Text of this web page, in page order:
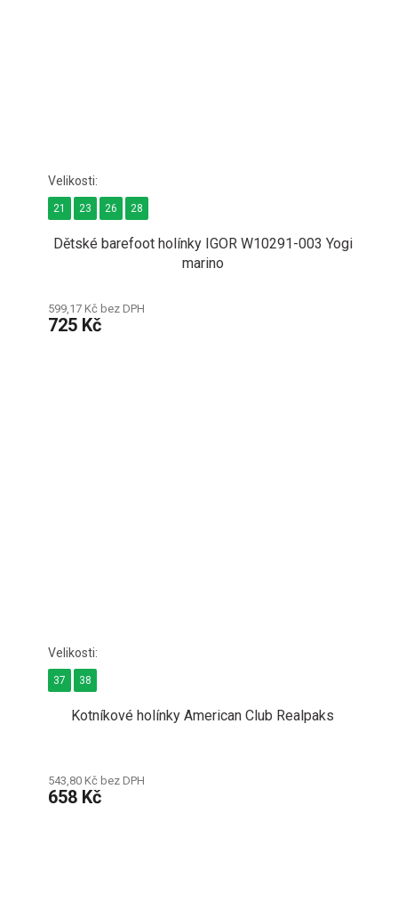
Dětské barefoot holínky IGOR W10291-003 Yogi
marino
599,17 Kč bez DPH
725 Kč
21 23 26 28
Kotníkové holínky American Club Realpaks
543,80 Kč bez DPH
658 Kč
37 38